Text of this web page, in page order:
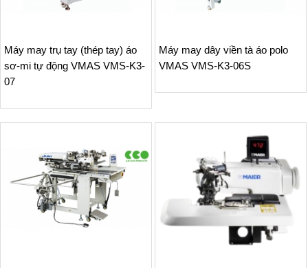
Máy may trụ tay (thép tay) áo
sơ-mi tự động VMAS VMS-K3-
07
Máy may dây viền tà áo polo
VMAS VMS-K3-06S